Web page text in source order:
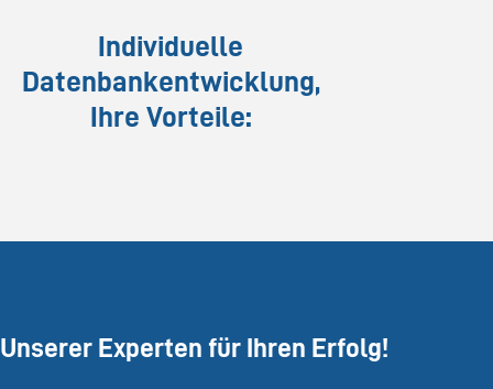
Individuelle
Datenbankentwicklung,
Ihre Vorteile:
Unserer Experten für Ihren Erfolg!